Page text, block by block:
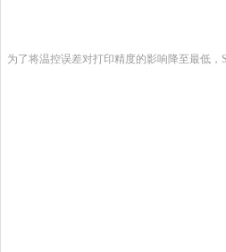
为了将温控误差对打印精度的影响降至最低，